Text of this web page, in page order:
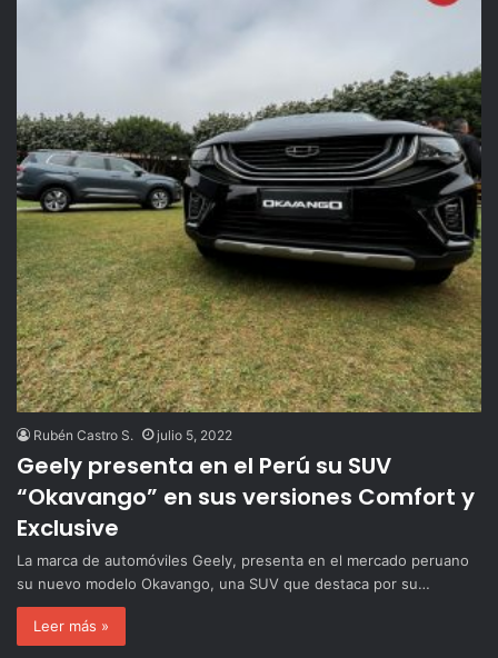
Rubén Castro S. julio 5, 2022
Geely presenta en el Perú su SUV
“Okavango” en sus versiones Comfort y
Exclusive
La marca de automóviles Geely, presenta en el mercado peruano
su nuevo modelo Okavango, una SUV que destaca por su…
Leer más »